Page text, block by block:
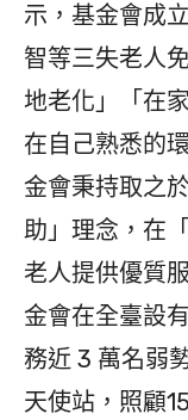
示，基金會成
智等三失老人
地老化」「在
在自己熟悉的
金會秉持取之
助」理念，在
老人提供優質
金會在全臺設
務近 3 萬名弱
天使站，照顧